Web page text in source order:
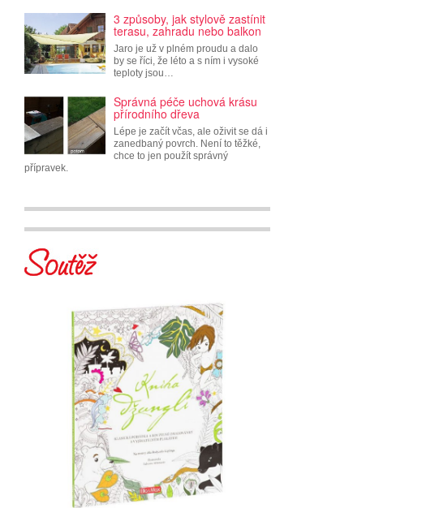
3 způsoby, jak stylově zastínit
terasu, zahradu nebo balkon
Jaro je už v plném proudu a dalo
by se říci, že léto a s ním i vysoké
teploty jsou…
Správná péče uchová krásu
přírodního dřeva
Lépe je začít včas, ale oživit se dá i
zanedbaný povrch. Není to těžké,
chce to jen použít správný
přípravek.